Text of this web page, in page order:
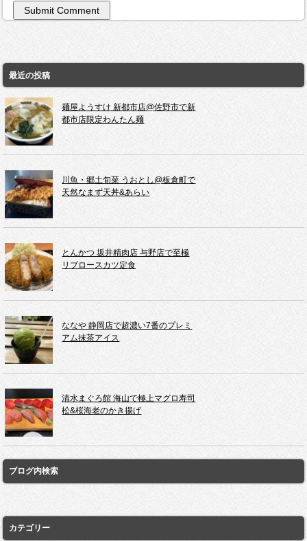
最近の投稿
麺屋ようすけ 新都市店@佐野市で新
都市店限定わんたん麺
川魚・郷土旬菜 うおとし@板倉町で
天然なまず天丼&あらい
とんかつ 坂井精肉店 与野店で至極
リブロースカツ定食
ななや 静岡店で超濃い7番のプレミ
アム抹茶アイス
清水まぐろ館 海山で極上マグロ寿司
松&桜海老のかき揚げ
ブログ内検索
カテゴリー